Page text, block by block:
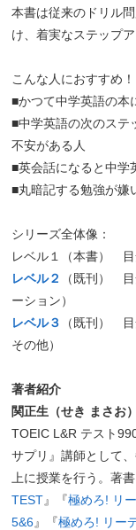
本書は従来のドリル
け、着実なステップ
こんな人におすすめ！
■かつて中学英語の本
■中学英語の次のステ
不安がある人
■英会話になると中学
■丸暗記する勉強が嫌
シリーズ全体像：
レベル１（本書） 目
レベル２
（既刊）
ーション）
レベル３
（既刊）
その他）
著者紹介
関正生（せき まさお）
TOEIC L&R テスト
サプリ』講師として
上に授業を行う。著
TEST』『極めろ! リ
5&6』『極めろ! リー